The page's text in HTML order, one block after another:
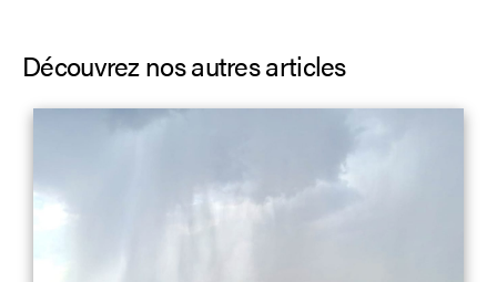
Découvrez nos autres articles